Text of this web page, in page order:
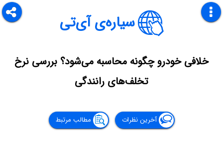
سیاره‌ی آی‌تی
خلافی خودرو چگونه محاسبه می‌شود؟ بررسی نرخ
تخلف‌های رانندگی
آخرین نظرات مطالب مرتبط